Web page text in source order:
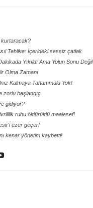
kurtaracak?
Tehlike: İçerideki sessiz çatlak
Yıkıldı Ama Yolun Sonu Değil
Olma Zamanı
Kalmaya Tahammülü Yok!
zorlu başlangıç
gidiyor?
ruhu öldürüldü maalesef!
ezer geçer!
kenar yönetim kaybetti!